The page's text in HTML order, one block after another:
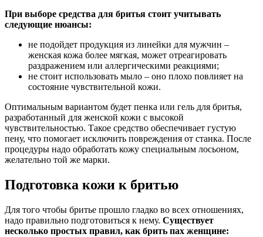
При выборе средства для бритья стоит учитывать
следующие нюансы:
не подойдет продукция из линейки для мужчин –
женская кожа более мягкая, может отреагировать
раздражением или аллергическими реакциями;
не стоит использовать мыло – оно плохо повлияет на
состояние чувствительной кожи.
Оптимальным вариантом будет пенка или гель для бритья,
разработанный для женской кожи с высокой
чувствительностью. Такое средство обеспечивает густую
пену, что помогает исключить повреждения от станка. После
процедуры надо обработать кожу специальным лосьоном,
желательно той же марки.
Подготовка кожи к бритью
Для того чтобы бритье прошло гладко во всех отношениях,
надо правильно подготовиться к нему. Существует
несколько простых правил, как брить пах женщине: